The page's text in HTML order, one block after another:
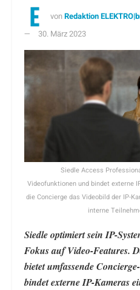
vonRedaktion
30. März 2023
Siedle Access
Videofunktionen und bindet externe
die Concierge das Videobild der IP-
interne
Siedle optimiert sein IP-
Fokus auf Video-Features.
bietet umfassende
bindet externe IP-Kameras